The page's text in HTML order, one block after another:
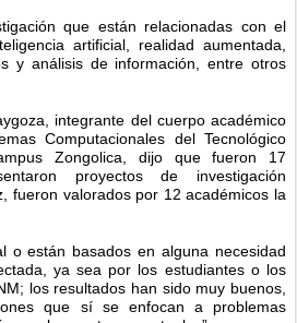
que están relacionadas con el
artificial, realidad aumentada,
y análisis de información, entre otros
integrante del cuerpo académico
Computacionales del Tecnológico
Zongolica, dijo que fueron 17
proyectos de investigación
fueron valorados por 12 académicos la
o están basados en alguna necesidad
ya sea por los estudiantes o los
los resultados han sido muy buenos,
que sí se enfocan a problemas